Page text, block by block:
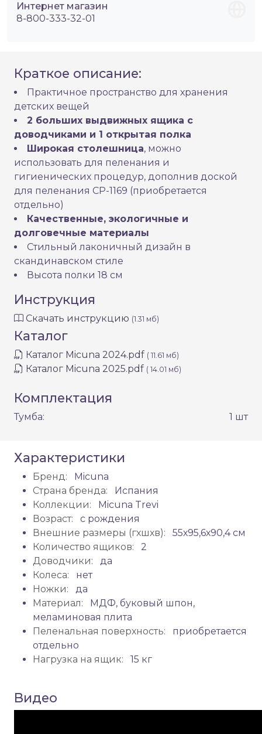
Интернет магазин
8-800-333-32-01
Краткое описание:
Практичное пространство для хранения
детских вещей
2 больших выдвижных ящика с
доводчиками и 1 открытая полка
Широкая столешница, можно
использовать для пеленания и
гигиенических процедур, дополнив доской
для пеленания CP-1169 (приобретается
отдельно)
Качественные, экологичные и
долговечные материалы
Стильный лаконичный дизайн в
скандинавском стиле
Высота полки 18 см
Инструкция
Скачать инструкцию (1.31 мб)
Каталог
Каталог Micuna 2024.pdf ( 11.61 мб)
Каталог Micuna 2025.pdf ( 14.01 мб)
Комплектация
Тумба: 1 шт
Характеристики
Бренд:
Micuna
Страна бренда:
Испания
Коллекции:
Micuna Trevi
Возраст:
с рождения
Внешние размеры (гхшхв):
55х95,6х90,4 см
Количество ящиков:
2
Доводчики:
да
Колеса:
нет
Ножки:
да
Материал:
МДФ, буковый шпон,
меламиновая плита
Пеленальная поверхность:
приобретается
отдельно
Нагрузка на ящик:
15 кг
Видео